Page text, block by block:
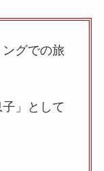
グでの旅
」として